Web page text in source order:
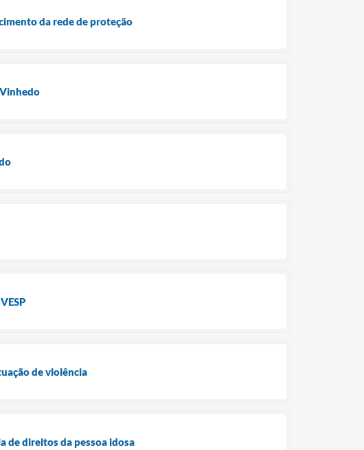
da rede de proteção
de violência
de direitos da pessoa idosa